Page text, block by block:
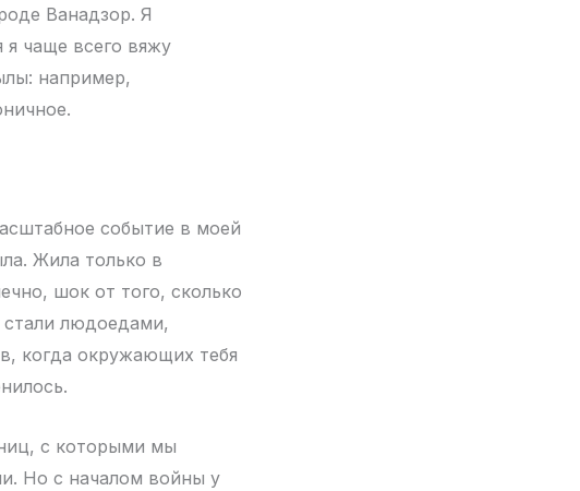
Ванадзор. Я
чаще всего вяжу
например,
событие в моей
Жила только в
шок от того, сколько
людоедами,
когда окружающих тебя
с которыми мы
Но с началом войны у